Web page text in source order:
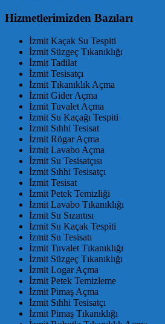
Hizmetlerimizden Bazıları
İzmit Kaçak Su Tespiti
İzmit Süzgeç Tıkanıklığı
İzmit Tadilat
İzmit Tesisatçı
İzmit Tıkanıklık Açma
İzmit Gider Açma
İzmit Tuvalet Açma
İzmit Su Kaçağı Tespiti
İzmit Sıhhi Tesisat
İzmit Rögar Açma
İzmit Lavabo Açma
İzmit Su Tesisatçısı
İzmit Sıhhi Tesisatçı
İzmit Tesisat
İzmit Petek Temizliği
İzmit Lavabo Tıkanıklığı
İzmit Su Sızıntısı
İzmit Su Kaçak Tespiti
İzmit Su Tesisatı
İzmit Tuvalet Tıkanıklığı
İzmit Süzgeç Tıkanıklığı
İzmit Logar Açma
İzmit Petek Temizleme
İzmit Pimaş Açma
İzmit Sıhhi Tesisatçı
İzmit Pimaş Tıkanıklığı